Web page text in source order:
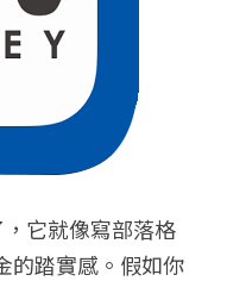
它就像寫部落格
的踏實感。假如你